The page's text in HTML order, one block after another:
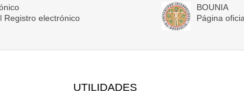
Registro electrónico
BOUNIA
Página
UTILIDADES